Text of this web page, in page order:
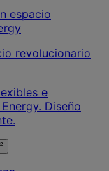
revolucionario
e
Diseño